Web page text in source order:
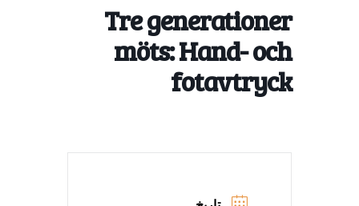
Tre generationer
möts: Hand- och
fotavtryck